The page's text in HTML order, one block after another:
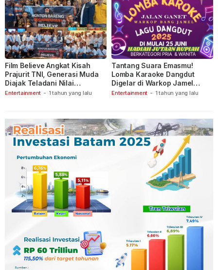
Entertainment - 1 tahun yang lalu
Film Believe Angkat Kisah
Prajurit TNI, Generasi Muda
Diajak Teladani Nilai
Keberanian
Entertainment - 1 tahun yang lalu
Tantang Suara Emasmu!
Lomba Karaoke Dangdut
Digelar di Warkop Jamel
Ganet